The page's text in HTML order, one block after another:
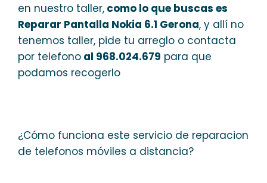
en nuestro taller, como lo que buscas es
Reparar Pantalla Nokia 6.1 Gerona, y allí no
tenemos taller, pide tu arreglo o contacta
por telefono al 968.024.679 para que
podamos recogerlo
¿Cómo funciona este servicio de reparacion
de telefonos móviles a distancia?